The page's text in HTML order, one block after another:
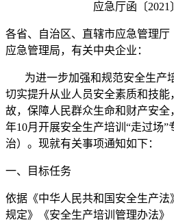
应急厅函〔2021
各省、自治区、直辖市应急管理厅
应急管理局，有关中央企业：
为进一步加强和规范安全生产培
切实提升从业人员安全素质和技
故，保障人民群众生命和财产安全
年10月开展安全生产培训“走过场
治）。现就有关事项通知如下：
一、目标任务
依据《中华人民共和国安全生产法
规定》《安全生产培训管理办法